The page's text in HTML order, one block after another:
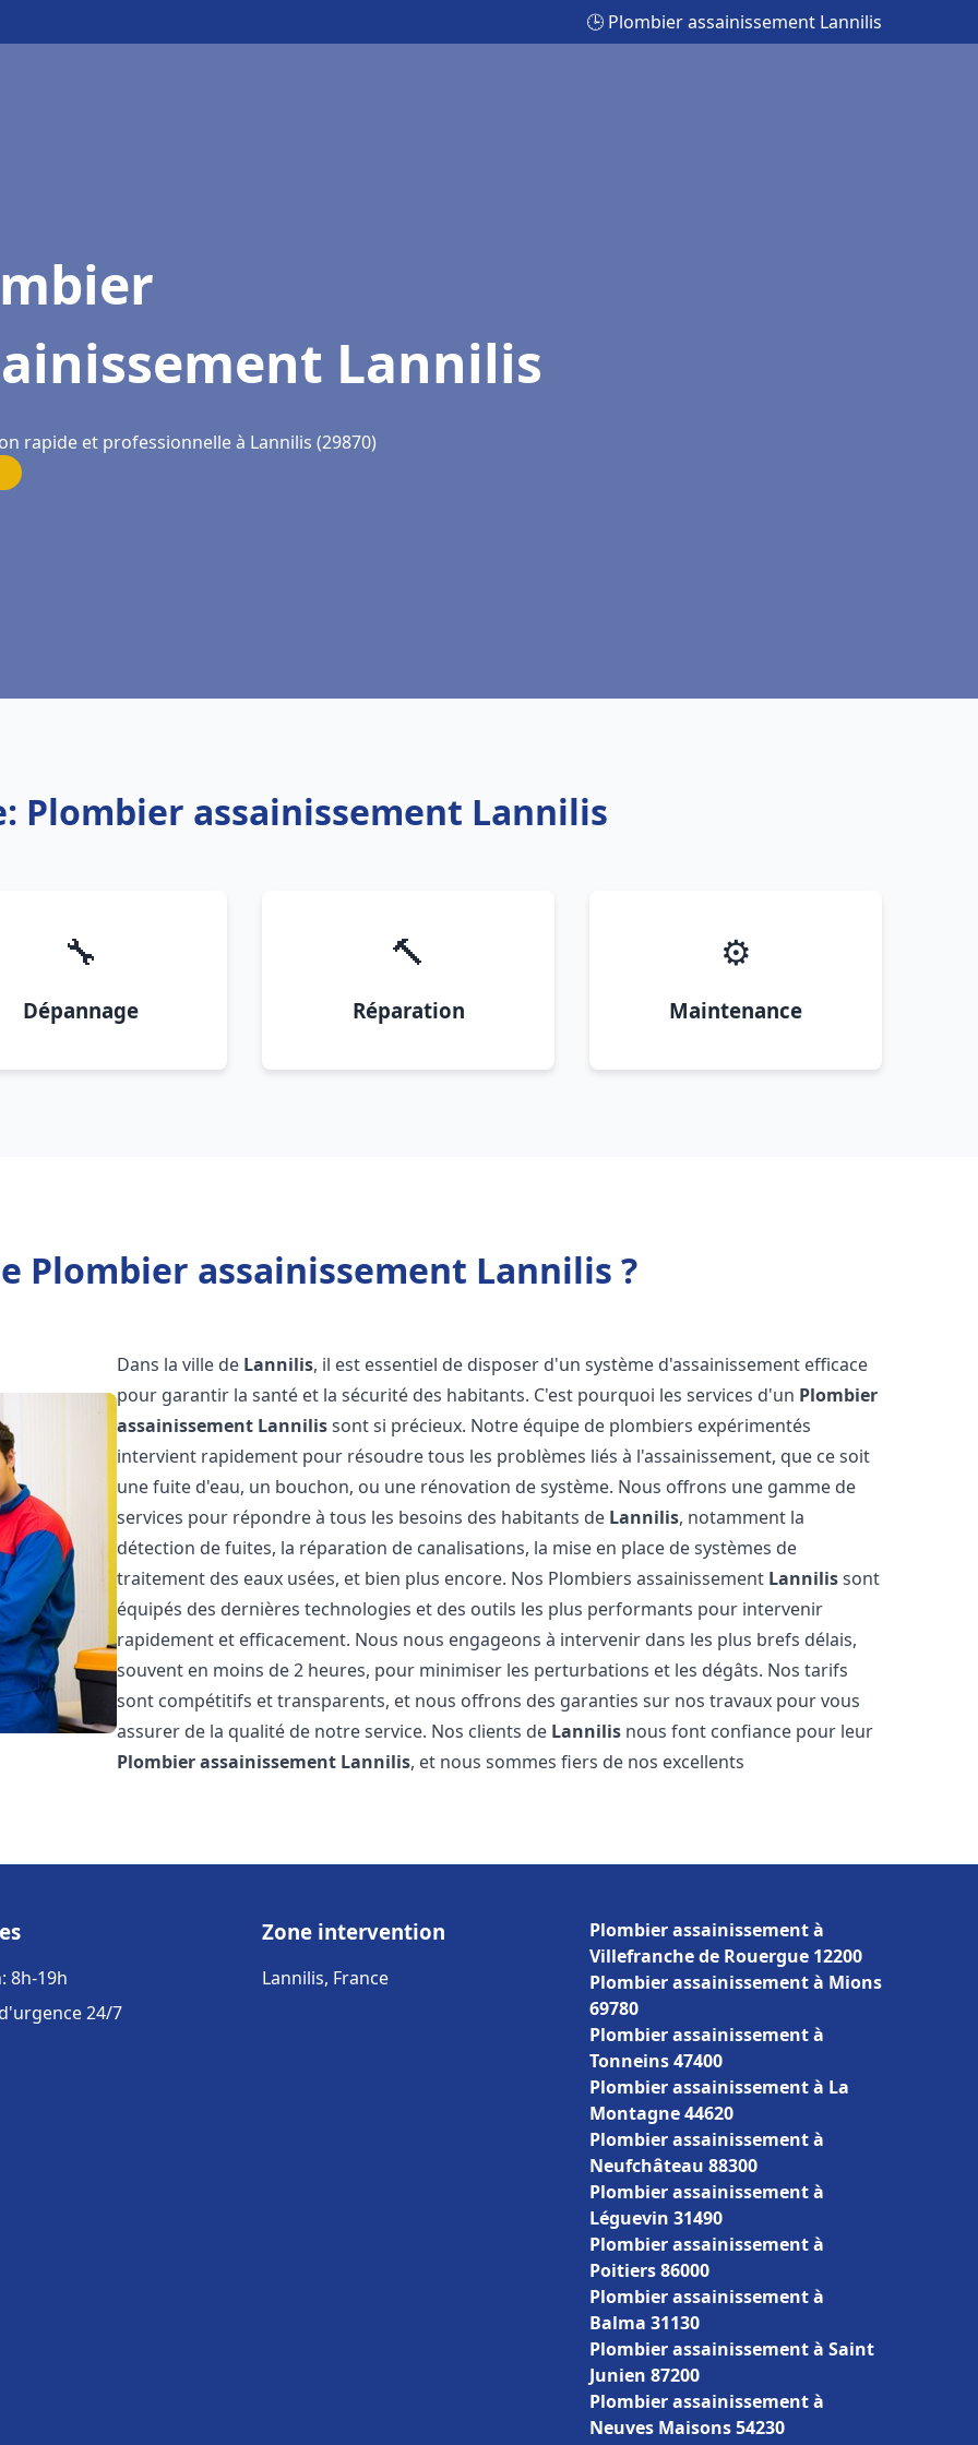
🕒 Plombier assainissement Lannilis
Lannilis
rapide et professionnelle à Lannilis (29870)
Plombier assainissement Lannilis
🔧
Dépannage
🔨
Réparation
⚙️
Maintenance
Plombier assainissement Lannilis ?
Dans la ville de Lannilis, il est essentiel de disposer d'un système d'assainissement efficace
pour garantir la santé et la sécurité des habitants. C'est pourquoi les services d'un Plombier
assainissement Lannilissont si précieux. Notre équipe de plombiers expérimentés
intervient rapidement pour résoudre tous les problèmes liés à l'assainissement, que ce soit
une fuite d'eau, un bouchon, ou une rénovation de système. Nous offrons une gamme de
services pour répondre à tous les besoins des habitants de Lannilis, notamment la
détection de fuites, la réparation de canalisations, la mise en place de systèmes de
traitement des eaux usées, et bien plus encore. Nos Plombiers assainissement Lannilissont
équipés des dernières technologies et des outils les plus performants pour intervenir
rapidement et efficacement. Nous nous engageons à intervenir dans les plus brefs délais,
souvent en moins de 2 heures, pour minimiser les perturbations et les dégâts. Nos tarifs
sont compétitifs et transparents, et nous offrons des garanties sur nos travaux pour vous
assurer de la qualité de notre service. Nos clients de Lannilis nous font confiance pour leur
Plombier assainissement Lannilis, et nous sommes fiers de nos excellents
8h-19h
24/7
Zone intervention
Lannilis, France
Plombier assainissement à
Villefranche de Rouergue 12200
Plombier assainissement à Mions
69780
Plombier assainissement à
Tonneins 47400
Plombier assainissement à La
Montagne 44620
Plombier assainissement à
Neufchâteau 88300
Plombier assainissement à
Léguevin 31490
Plombier assainissement à
Poitiers 86000
Plombier assainissement à
Balma 31130
Plombier assainissement à Saint
Junien 87200
Plombier assainissement à
Neuves Maisons 54230